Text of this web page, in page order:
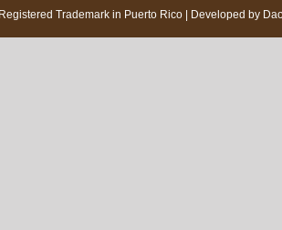
Trademark in Puerto Rico | Developed by